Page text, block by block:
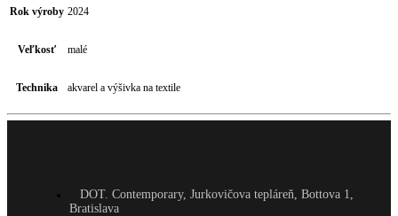
Rok výroby 2024
Veľkosť malé
Technika akvarel a výšivka na textile
DOT. Contemporary, Jurkovičova tepláreň, Bottova 1,
Bratislava